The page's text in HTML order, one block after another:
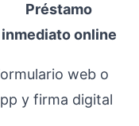
Préstamo
inmediato online
web o
y firma digital